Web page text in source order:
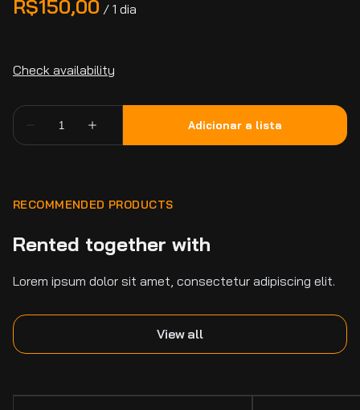
/
RECOMMENDED PRODUCTS
Rented together with
Lorem ipsum dolor sit amet, consectetur adipiscing elit.
View all